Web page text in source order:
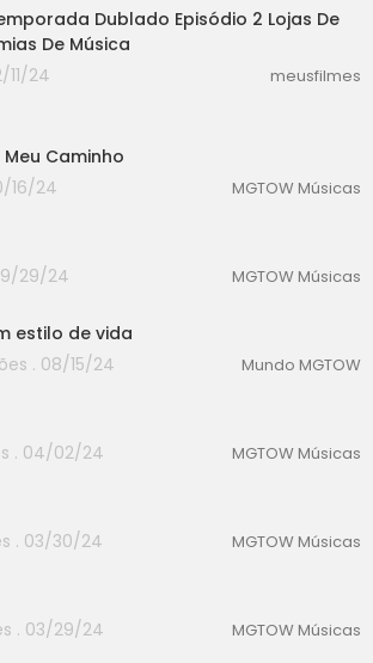
Dublado Episódio 2 Lojas De
De Música
11/24
meusfilmes
Caminho
16/24
MGTOW Músicas
29/24
MGTOW Músicas
estilo de vida
. 08/15/24
Mundo MGTOW
. 04/02/24
MGTOW Músicas
. 03/30/24
MGTOW Músicas
. 03/29/24
MGTOW Músicas